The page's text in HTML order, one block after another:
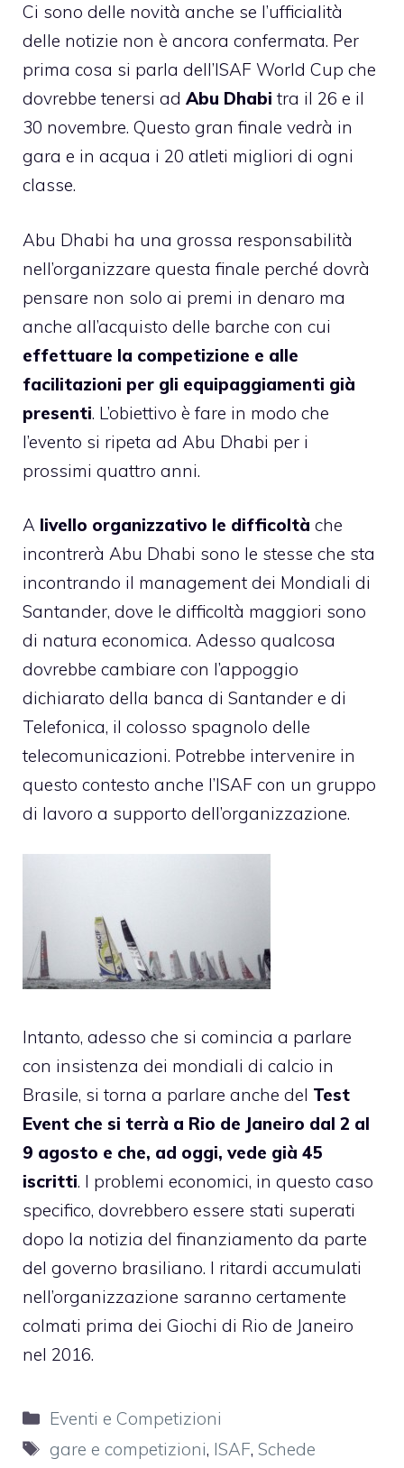
Ci sono delle novità anche se l’ufficialità
delle notizie non è ancora confermata. Per
prima cosa si parla dell’ISAF World Cup che
dovrebbe tenersi ad Abu Dhabi tra il 26 e il
30 novembre. Questo gran finale vedrà in
gara e in acqua i 20 atleti migliori di ogni
classe.
Abu Dhabi ha una grossa responsabilità
nell’organizzare questa finale perché dovrà
pensare non solo ai premi in denaro ma
anche all’acquisto delle barche con cui
effettuare la competizione e alle
facilitazioni per gli equipaggiamenti già
presenti. L’obiettivo è fare in modo che
l’evento si ripeta ad Abu Dhabi per i
prossimi quattro anni.
A livello organizzativo le difficoltà che
incontrerà Abu Dhabi sono le stesse che sta
incontrando il management dei Mondiali di
Santander, dove le difficoltà maggiori sono
di natura economica. Adesso qualcosa
dovrebbe cambiare con l’appoggio
dichiarato della banca di Santander e di
Telefonica, il colosso spagnolo delle
telecomunicazioni. Potrebbe intervenire in
questo contesto anche l’ISAF con un gruppo
di lavoro a supporto dell’organizzazione.
Intanto, adesso che si comincia a parlare
con insistenza dei mondiali di calcio in
Brasile, si torna a parlare anche del Test
Event che si terrà a Rio de Janeiro dal 2 al
9 agosto e che, ad oggi, vede già 45
iscritti. I problemi economici, in questo caso
specifico, dovrebbero essere stati superati
dopo la notizia del finanziamento da parte
del governo brasiliano. I ritardi accumulati
nell’organizzazione saranno certamente
colmati prima dei Giochi di Rio de Janeiro
nel 2016.
Categorie
Eventi e Competizioni
Tag
gare e competizioni, ISAF,Schede